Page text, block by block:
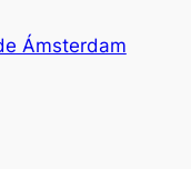
Ámsterdam